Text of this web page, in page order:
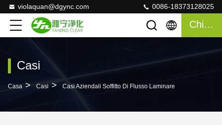
violaquan@dgync.com 0086-18373128025
Chiacchierata
Casi
Casa > Casi > Casi Aziendali Soffitto Di Flusso Laminare